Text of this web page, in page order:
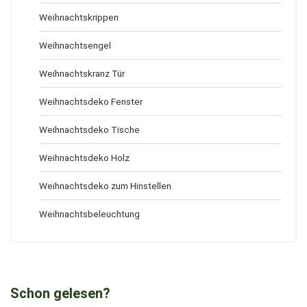
Weihnachtskrippen
Weihnachtsengel
Weihnachtskranz Tür
Weihnachtsdeko Fenster
Weihnachtsdeko Tische
Weihnachtsdeko Holz
Weihnachtsdeko zum Hinstellen
Weihnachtsbeleuchtung
Schon gelesen?